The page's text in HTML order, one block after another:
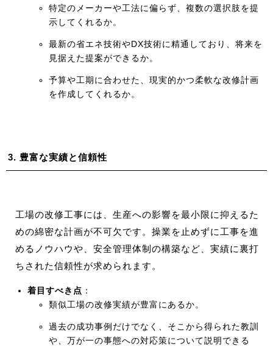
特定のメーカーや工法に偏らず、複数の選択肢を提
示してくれるか。
最新の省エネ技術やDX技術に精通しており、将来を
見据えた提案ができるか。
予算や工期に合わせた、現実的かつ柔軟な改修計画
を作成してくれるか。
3. 豊富な実績と信頼性
工場の改修工事には、生産への影響を最小限に抑えるた
めの綿密な計画が不可欠です。操業を止めずに工事を進
めるノウハウや、安全管理体制の構築など、実績に裏打
ちされた信頼性が求められます。
着目すべき点 ：
類似工場の改修実績が豊富にあるか。
過去の成功事例だけでなく、そこから得られた教訓
や、万が一の事態への対応策について説明できる